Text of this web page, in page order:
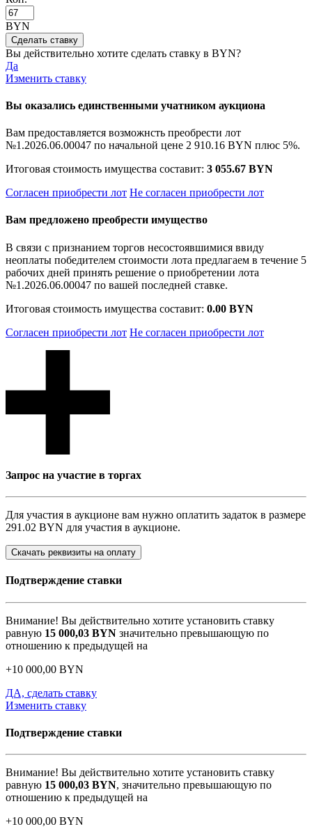
BYN
Вы действительно хотите сделать ставку в BYN?
Да
Изменить ставку
Вы оказались единственными учатником аукциона
Вам предоставляется возможнсть преобрести лот
№1.2026.06.00047 по начальной цене 2 910.16 BYN плюс 5%.
Итоговая стоимость имущества составит: 3 055.67 BYN
Согласен приобрести лот Не согласен приобрести лот
Вам предложено преобрести имущество
В связи с признанием торгов несостоявшимися ввиду
неоплаты победителем стоимости лота предлагаем в течение 5
рабочих дней принять решение о приобретении лота
№1.2026.06.00047 по вашей последней ставке.
Итоговая стоимость имущества составит: 0.00 BYN
Согласен приобрести лот Не согласен приобрести лот
Запрос на участие в торгах
Для участия в аукционе вам нужно оплатить задаток в размере
291.02 BYN для участия в аукционе.
Скачать реквизиты на оплату
Подтверждение ставки
Внимание! Вы действительно хотите установить ставку
равную 15 000,03 BYN значительно превышающую по
отношению к предыдущей на
+10 000,00 BYN
ДА, сделать ставку
Изменить ставку
Подтверждение ставки
Внимание! Вы действительно хотите установить ставку
равную 15 000,03 BYN, значительно превышающую по
отношению к предыдущей на
+10 000,00 BYN